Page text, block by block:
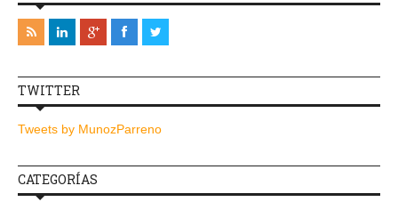
TWITTER
Tweets by MunozParreno
CATEGORÍAS